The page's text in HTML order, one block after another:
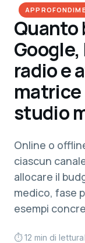
Quanto
radio e
studio
Online o
ciascun
allocare il
medico, fase
esempi
⏱ 12 min di lettura